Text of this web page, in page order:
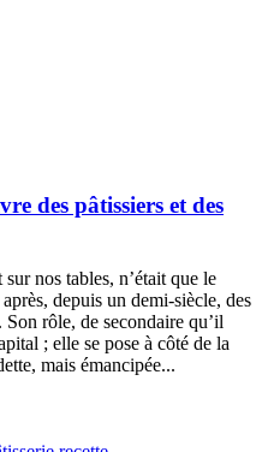
des pâtissiers et des
nos tables, n’était que le
depuis un demi-siècle, des
rôle, de secondaire qu’il
; elle se pose à côté de la
mais émancipée...